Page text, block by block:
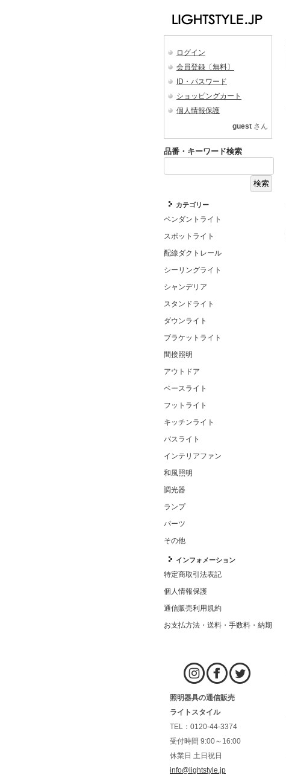
ログイン
会員登録〔無料〕
ID・パスワード
ショッピングカート
個人情報保護
guest さん
品番・キーワード検索
カテゴリー
ペンダントライト
スポットライト
配線ダクトレール
シーリングライト
シャンデリア
スタンドライト
ダウンライト
ブラケットライト
間接照明
アウトドア
ベースライト
フットライト
キッチンライト
バスライト
インテリアファン
和風照明
調光器
ランプ
パーツ
その他
インフォメーション
特定商取引法表記
個人情報保護
通信販売利用規約
お支払方法・送料・手数料・納期
照明器具の通信販売
ライトスタイル
TEL：0120-44-3374
受付時間 9:00～16:00
休業日 土日祝日
info@lightstyle.jp